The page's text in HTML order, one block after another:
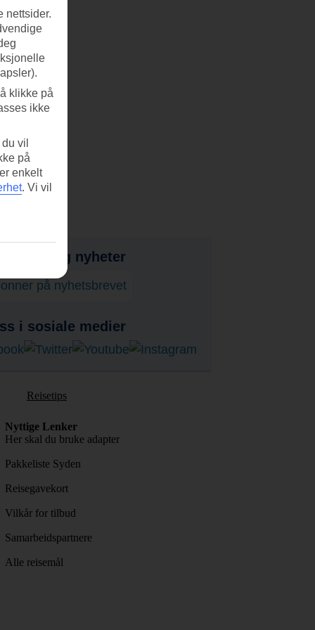
tips og nyheter
på nyhetsbrevet
i sosiale medier
Reisetips
Nyttige Lenker
Her skal du bruke adapter
Pakkeliste Syden
Reisegavekort
Vilkår for tilbud
Samarbeidspartnere
Alle reisemål
nettsider.
klikke på
ikke
vil
på
enkelt
. Vi vil